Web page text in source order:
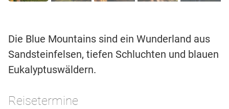
Die Blue Mountains sind ein Wunderland aus
Sandsteinfelsen, tiefen Schluchten und blauen
Eukalyptuswäldern.
Reisetermine